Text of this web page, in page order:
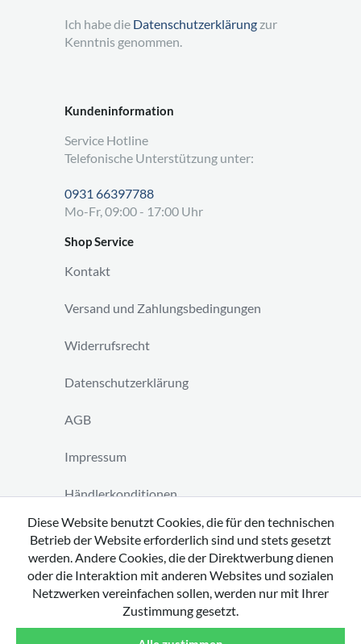
Kundeninformation
Service Hotline
Telefonische Unterstützung unter:
0931 66397788
Mo-Fr, 09:00 - 17:00 Uhr
Shop Service
Kontakt
Versand und Zahlungsbedingungen
Widerrufsrecht
Datenschutzerklärung
AGB
Impressum
Händlerkonditionen
Vertrag widerrufen
Ich habe die Datenschutzerklärung zur
Kenntnis genommen.
Diese Website benutzt Cookies, die für den technischen
Betrieb der Website erforderlich sind und stets gesetzt
werden. Andere Cookies, die der Direktwerbung dienen
oder die Interaktion mit anderen Websites und sozialen
Netzwerken vereinfachen sollen, werden nur mit Ihrer
Zustimmung gesetzt.